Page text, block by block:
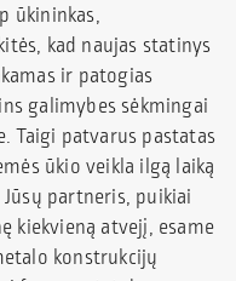
ūkininkas,
kad naujas statinys
ir patogias
galimybes sėkmingai
Taigi patvarus pastatas
ūkio veikla ilgą laiką
partneris, puikiai
kiekvieną atvejį, esame
konstrukcijų